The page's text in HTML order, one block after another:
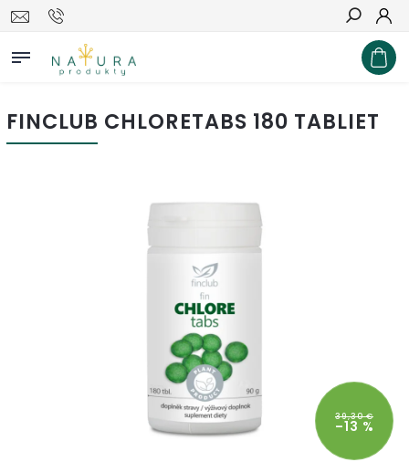
Hľadať
FINCLUB CHLORETABS 180 TABLIET
39,30 €
–13 %